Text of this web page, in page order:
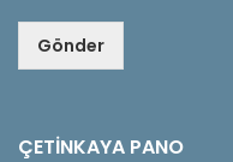
Gönder
ÇETINKAYA PANO